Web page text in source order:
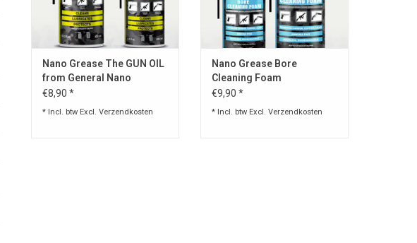
TOEVOEGEN AAN WINKELWAGEN
Nano Grease The GUN OIL
from General Nano
Protection
€8,90 *
* Incl. btw Excl. Verzendkosten
TOEVOEGEN AAN WINKELWAGEN
Nano Grease Bore
Cleaning Foam
€9,90 *
* Incl. btw Excl. Verzendkosten